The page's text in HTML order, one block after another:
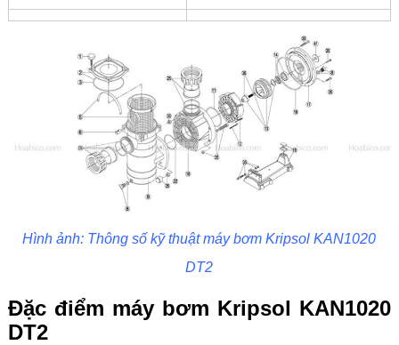
Hình ảnh: Thông số kỹ thuật máy bơm Kripsol KAN1020
DT2
Đặc điểm máy bơm Kripsol KAN1020
DT2